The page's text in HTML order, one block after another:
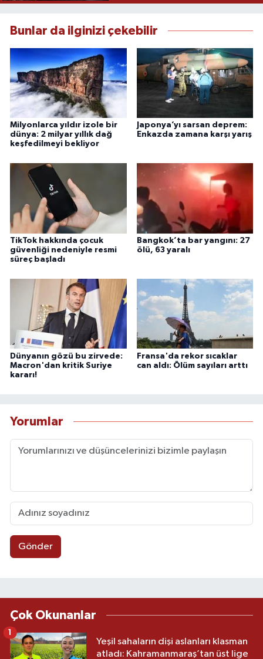
Bunlar da ilginizi çekebilir
Milyonlarca yıldır izole bir
dünya: 2 milyar yıllık dağ
keşfedilmeyi bekliyor
Japonya’yı sarsan deprem:
Enkazda zamana karşı yarış
TikTok hakkında çocuk
güvenliği nedeniyle resmi
süreç başladı
Bangkok’ta bar yangını: 27
ölü, 63 yaralı
Dünyanın gözü bu zirvede:
Macron'dan kritik Suriye
kararı!
Fransa'da rekor sıcaklar
can aldı: Ölüm sayıları arttı
Yorumlar
Gönder
Çok Okunanlar
Yeşil sahaların dişi aslanları klasman
atladı: Kahramanmaraş’tan üst lige
1